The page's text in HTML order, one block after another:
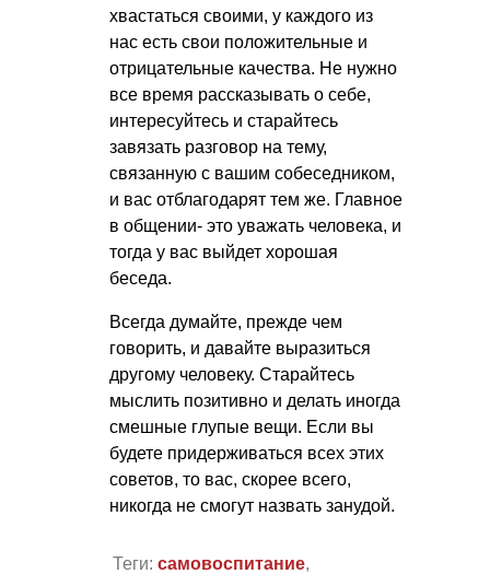
хвастаться своими, у каждого из
нас есть свои положительные и
отрицательные качества. Не нужно
все время рассказывать о себе,
интересуйтесь и старайтесь
завязать разговор на тему,
связанную с вашим собеседником,
и вас отблагодарят тем же. Главное
в общении- это уважать человека, и
тогда у вас выйдет хорошая
беседа.
Всегда думайте, прежде чем
говорить, и давайте выразиться
другому человеку. Старайтесь
мыслить позитивно и делать иногда
смешные глупые вещи. Если вы
будете придерживаться всех этих
советов, то вас, скорее всего,
никогда не смогут назвать занудой.
Теги: самовоспитание,